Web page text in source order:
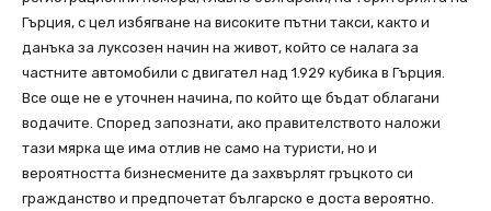
Гърция, с цел избягване на високите пътни такси, както и
данъка за луксозен начин на живот, който се налага за
частните автомобили с двигател над 1.929 кубика в Гърция.
Все още не е уточнен начина, по който ще бъдат облагани
водачите. Според запознати, ако правителството наложи
тази мярка ще има отлив не само на туристи, но и
вероятността бизнесмените да захвърлят гръцкото си
гражданство и предпочетат българско е доста вероятно.